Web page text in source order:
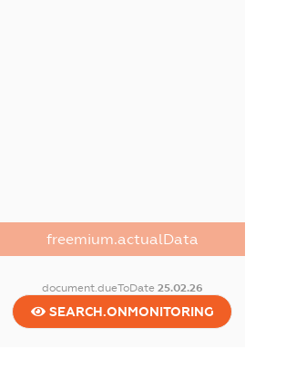
freemium.actualData
document.dueToDate 25.02.26
SEARCH.ONMONITORING